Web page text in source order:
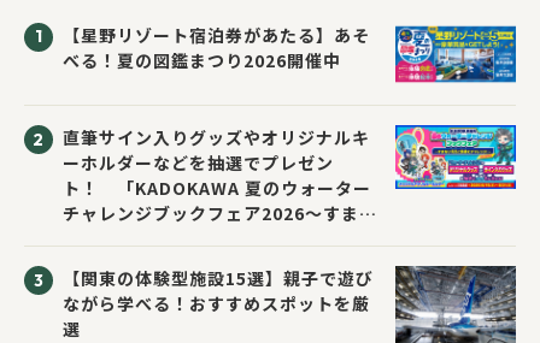
【星野リゾート宿泊券があたる】あそ
べる！夏の図鑑まつり2026開催中
直筆サイン入りグッズやオリジナルキ
ーホルダーなどを抽選でプレゼン
ト！ 「KADOKAWA 夏のウォーター
チャレンジブックフェア2026～すまな
【関東の体験型施設15選】親子で遊び
ながら学べる！おすすめスポットを厳
選